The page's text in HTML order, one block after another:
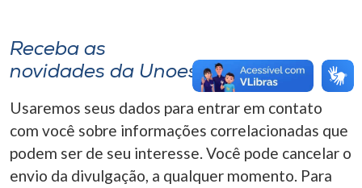
Receba as
novidades da Unoesc
Usaremos seus dados para entrar em contato
com você sobre informações correlacionadas que
podem ser de seu interesse. Você pode cancelar o
envio da divulgação, a qualquer momento. Para